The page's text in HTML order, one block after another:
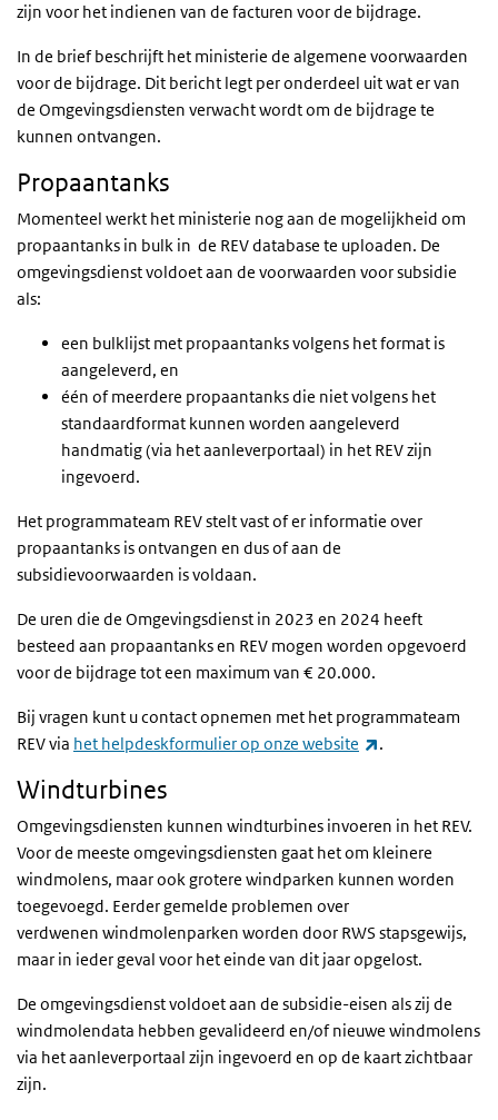
zijn voor het indienen van de facturen voor de bijdrage.
In de brief beschrijft het ministerie de algemene voorwaarden
voor de bijdrage. Dit bericht legt per onderdeel uit wat er van
de Omgevingsdiensten verwacht wordt om de bijdrage te
kunnen ontvangen.
Propaantanks
Momenteel werkt het ministerie nog aan de mogelijkheid om
propaantanks in bulk in de REV database te uploaden. De
omgevingsdienst voldoet aan de voorwaarden voor subsidie
als:
een bulklijst met propaantanks volgens het format is
aangeleverd, en
één of meerdere propaantanks die niet volgens het
standaardformat kunnen worden aangeleverd
handmatig (via het aanleverportaal) in het REV zijn
ingevoerd.
Het programmateam REV stelt vast of er informatie over
propaantanks is ontvangen en dus of aan de
subsidievoorwaarden is voldaan.
De uren die de Omgevingsdienst in 2023 en 2024 heeft
besteed aan propaantanks en REV mogen worden opgevoerd
voor de bijdrage tot een maximum van € 20.000.
Bij vragen kunt u contact opnemen met het programmateam
REV via het helpdeskformulier op onze website (externe link)
.
Windturbines
Omgevingsdiensten kunnen windturbines invoeren in het REV.
Voor de meeste omgevingsdiensten gaat het om kleinere
windmolens, maar ook grotere windparken kunnen worden
toegevoegd. Eerder gemelde problemen over
verdwenen windmolenparken worden door RWS stapsgewijs,
maar in ieder geval voor het einde van dit jaar opgelost.
De omgevingsdienst voldoet aan de subsidie-eisen als zij de
windmolendata hebben gevalideerd en/of nieuwe windmolens
via het aanleverportaal zijn ingevoerd en op de kaart zichtbaar
zijn.